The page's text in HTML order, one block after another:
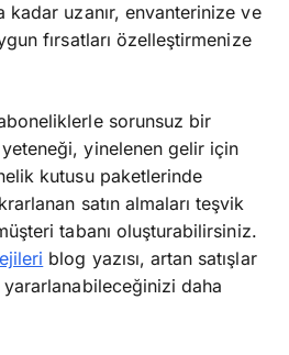
kadar uzanır, envanterinize ve
fırsatları özelleştirmenize
sorunsuz bir
yinelenen gelir için
kutusu paketlerinde
satın almaları teşvik
tabanı oluşturabilirsiniz.
blog yazısı, artan satışlar
daha